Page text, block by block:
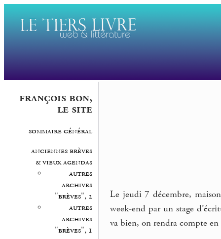
françois bon,
le site
sommaire général
anciennes brèves
& vieux agendas
autres
archives
"brèves", 2
autres
archives
"brèves", 1
Le jeudi 7 décembre,
week-end par un stage
va bien, on rendra compte